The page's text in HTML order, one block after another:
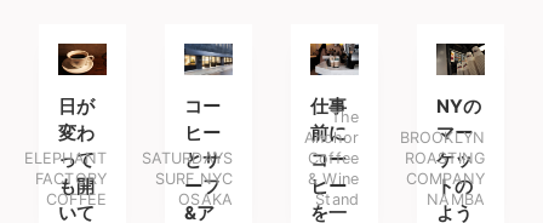
日が
変わ
って
も開
いて
ELEPHANT
FACTORY
COFFEE
コー
ヒー
とサ
ーフ
&ア
SATURDAYS
SURF NYC
OSAKA
仕事
前に
コー
ヒー
を一
The
Anchor
Coffee
& Wine
Stand
NYの
マー
ケッ
トの
よう
BROOKLYN
ROASTING
COMPANY
NAMBA